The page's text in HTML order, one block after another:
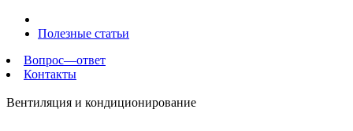
Полезные статьи
Вопрос—ответ
Контакты
Вентиляция и кондиционирование